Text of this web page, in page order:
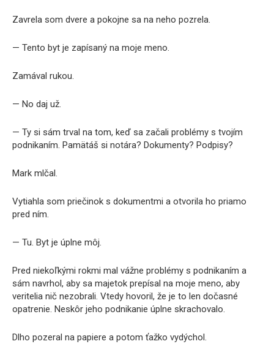
Zavrela som dvere a pokojne sa na neho pozrela.
— Tento byt je zapísaný na moje meno.
Zamával rukou.
— No daj už.
— Ty si sám trval na tom, keď sa začali problémy s tvojím
podnikaním. Pamätáš si notára? Dokumenty? Podpisy?
Mark mlčal.
Vytiahla som priečinok s dokumentmi a otvorila ho priamo
pred ním.
— Tu. Byt je úplne môj.
Pred niekoľkými rokmi mal vážne problémy s podnikaním a
sám navrhol, aby sa majetok prepísal na moje meno, aby
veritelia nič nezobrali. Vtedy hovoril, že je to len dočasné
opatrenie. Neskôr jeho podnikanie úplne skrachovalo.
Dlho pozeral na papiere a potom ťažko vydýchol.